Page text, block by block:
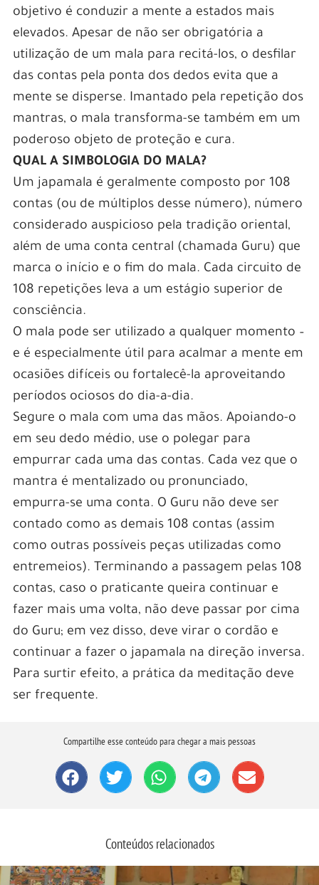
objetivo é conduzir a mente a estados mais
elevados. Apesar de não ser obrigatória a
utilização de um mala para recitá-los, o desfilar
das contas pela ponta dos dedos evita que a
mente se disperse. Imantado pela repetição dos
mantras, o mala transforma-se também em um
poderoso objeto de proteção e cura.
QUAL A SIMBOLOGIA DO MALA?
Um japamala é geralmente composto por 108
contas (ou de múltiplos desse número), número
considerado auspicioso pela tradição oriental,
além de uma conta central (chamada Guru) que
marca o início e o fim do mala. Cada circuito de
108 repetições leva a um estágio superior de
consciência.
O mala pode ser utilizado a qualquer momento –
e é especialmente útil para acalmar a mente em
ocasiões difíceis ou fortalecê-la aproveitando
períodos ociosos do dia-a-dia.
Segure o mala com uma das mãos. Apoiando-o
em seu dedo médio, use o polegar para
empurrar cada uma das contas. Cada vez que o
mantra é mentalizado ou pronunciado,
empurra-se uma conta. O Guru não deve ser
contado como as demais 108 contas (assim
como outras possíveis peças utilizadas como
entremeios). Terminando a passagem pelas 108
contas, caso o praticante queira continuar e
fazer mais uma volta, não deve passar por cima
do Guru; em vez disso, deve virar o cordão e
continuar a fazer o japamala na direção inversa.
Para surtir efeito, a prática da meditação deve
ser frequente.
Compartilhe esse conteúdo para chegar a mais pessoas
Conteúdos relacionados